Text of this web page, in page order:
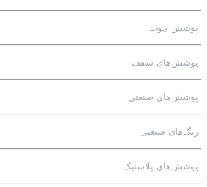
پوشش چوب
پوشش‌های سقف
پوشش‌های صنعتی
رنگ‌های صنعتی
پوشش‌های پلاستیک